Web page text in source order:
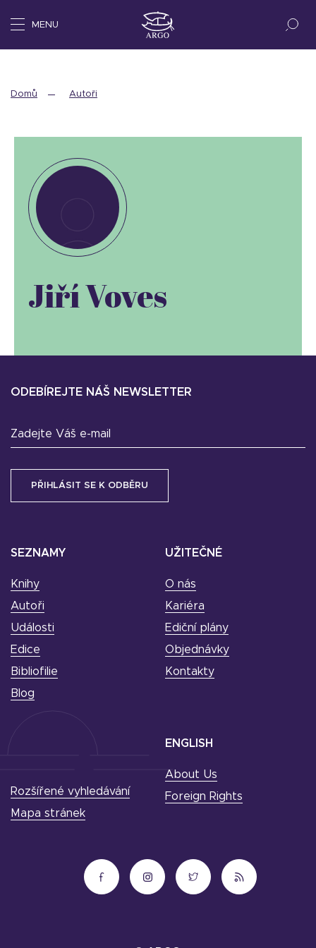
MENU
Domů Autoři
Jiří Voves
SEZNAMY
Knihy
Autoři
Události
Edice
Bibliofilie
Blog
UŽITEČNÉ
O nás
Kariéra
Ediční plány
Objednávky
Kontakty
ODEBÍREJTE NÁŠ NEWSLETTER
Zadejte Váš e-mail
ENGLISH
About Us
Foreign Rights
Rozšířené vyhledávání
Mapa stránek